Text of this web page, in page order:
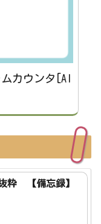
ムカウンタ[AI
粋 【備忘録】